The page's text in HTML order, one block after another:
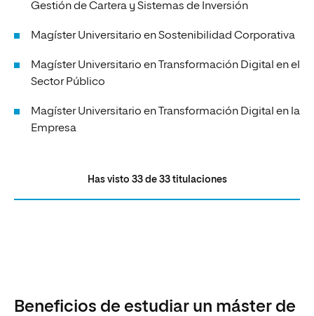
Gestión de Cartera y Sistemas de Inversión
Magíster Universitario en Sostenibilidad Corporativa
Magíster Universitario en Transformación Digital en el
Sector Público
Magíster Universitario en Transformación Digital en la
Empresa
Has visto 33de 33titulaciones
Beneficios de estudiar un máster de